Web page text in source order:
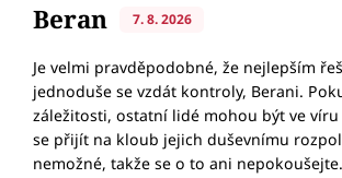
Beran 7. 8. 2026
Je velmi pravděpodobné, že nejlepším
jednoduše se vzdát kontroly, Berani.
záležitosti, ostatní lidé mohou být ve víru
se přijít na kloub jejich duševnímu
nemožné, takže se o to ani